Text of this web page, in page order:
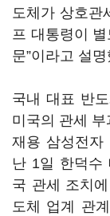
도체가 상호관
프 대통령이
문”이라고 설
국내 대표 반
미국의 관세 부
재용 삼성전자
난 1일 한덕수
국 관세 조치
도체 업계 관